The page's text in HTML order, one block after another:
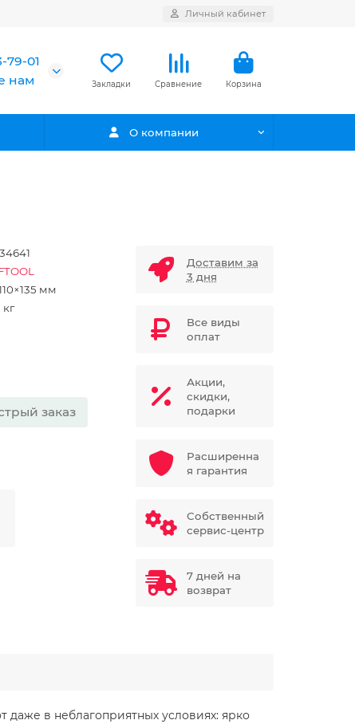
Личный кабинет
79-01
нам
Закладки Сравнение Корзина
О компании
мм
кг
заказ
Доставим за
3 дня
Все виды
оплат
Акции,
скидки,
подарки
Расширенна
я гарантия
Собственный
сервис-центр
7 дней на
возврат
в неблагоприятных условиях: ярко